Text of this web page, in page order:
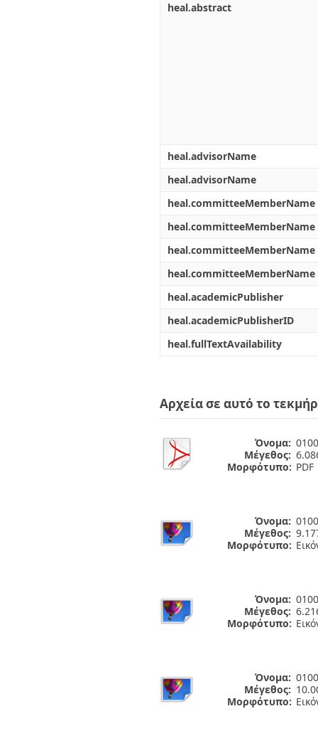
heal.abstract
heal.advisorName
heal.advisorName
heal.committeeMemberName
heal.committeeMemberName
heal.committeeMemberName
heal.committeeMemberName
heal.academicPublisher
heal.academicPublisherID
heal.fullTextAvailability
Αρχεία σε αυτό το
Όνομα:
Μέγεθος:
Μορφότυπο: PDF
Όνομα:
Μέγεθος:
Μορφότυπο:
Όνομα:
Μέγεθος:
Μορφότυπο:
Όνομα:
Μέγεθος:
Μορφότυπο: